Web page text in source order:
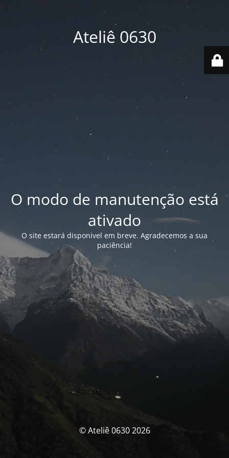
Ateliê 0630
O modo de manutenção está
ativado
O site estará disponivel em breve. Agradecemos a sua
paciência!
© Ateliê 0630 2026